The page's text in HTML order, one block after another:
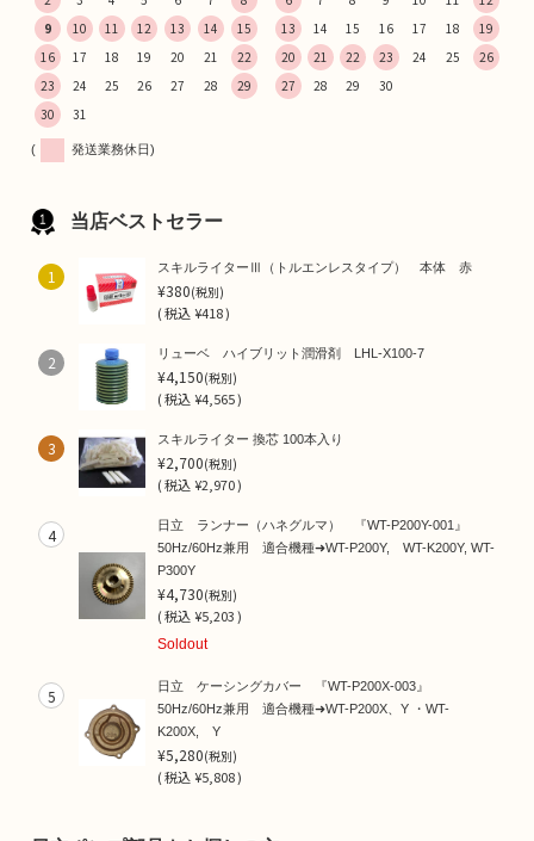
9
10 11 12 13 14
15
16
17 18 19 20 21
22
23
24 25 26 27 28
29
30
31
13
14 15 16 17 18
19
20
21 22 23 24 25
26
27
28 29 30
( 発送業務休日)
当店ベストセラー
1 スキルライターⅢ（トルエンレスタイプ） 本体 赤
¥380(税別)
(税込¥418 )
2 リューベ ハイブリット潤滑剤 LHL-X100-7
¥4,150(税別)
(税込¥4,565 )
3 スキルライター 換芯 100本入り
¥2,700(税別)
(税込¥2,970 )
4
日立 ランナー（ハネグルマ） 『WT-P200Y-001』
50Hz/60Hz兼用 適合機種➜WT-P200Y, WT-K200Y, WT-
P300Y
¥4,730(税別)
(税込¥5,203 )
Soldout
5
日立 ケーシングカバー 『WT-P200X-003』
50Hz/60Hz兼用 適合機種➜WT-P200X、Y ・WT-
K200X, Y
¥5,280(税別)
(税込¥5,808 )